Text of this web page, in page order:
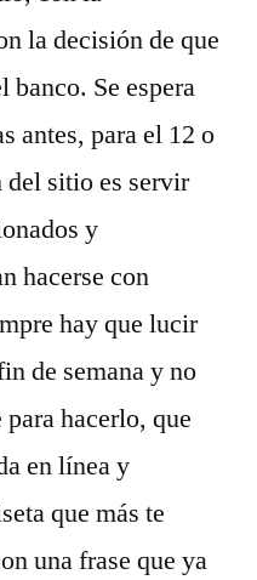
la decisión de que
banco. Se espera
antes, para el 12 o
del sitio es servir
y
hacerse con
hay que lucir
de semana y no
hacerlo, que
en línea y
que más te
una frase que ya